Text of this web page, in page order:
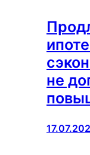
не